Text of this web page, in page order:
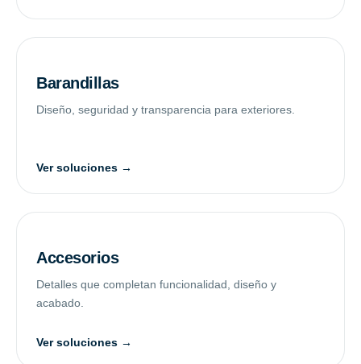
Barandillas
Diseño, seguridad y transparencia para exteriores.
Ver soluciones →
Accesorios
Detalles que completan funcionalidad, diseño y
acabado.
Ver soluciones →